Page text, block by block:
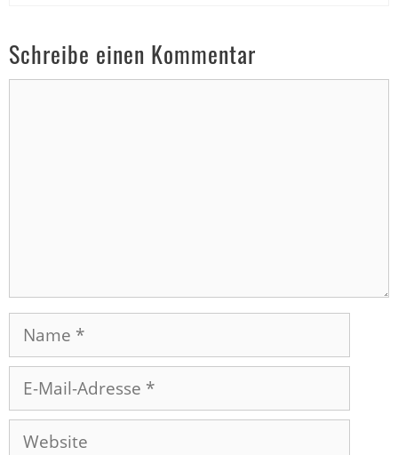
Schreibe einen Kommentar
Name
Adresse
Website